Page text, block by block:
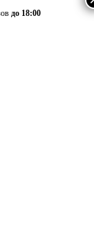
до 18:00